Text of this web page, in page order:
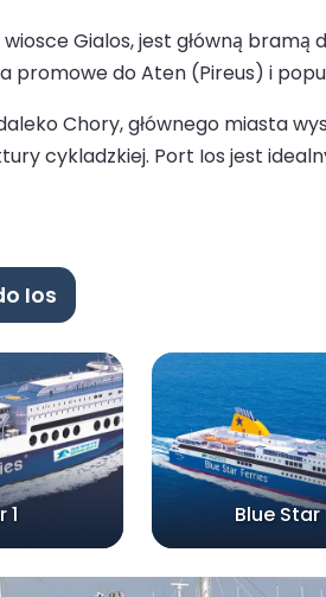
wiosce Gialos, jest główną
promowe do Aten (Pireus) i
Chory, głównego miasta
cykladzkiej. Port Ios jest
Ios
1 Blue Star